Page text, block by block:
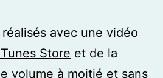
avec une vidéo
Store et de la
volume à moitié et sans